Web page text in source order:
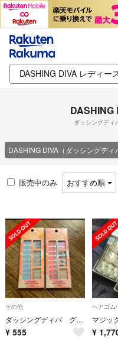
DASHING
ダッシングディ
DASHING DIVA（ダッシングディ
販売中のみ おすすめ順
その他
ダッシングディバ グロス 2枚セット
¥ 555
ヘアゴム
¥